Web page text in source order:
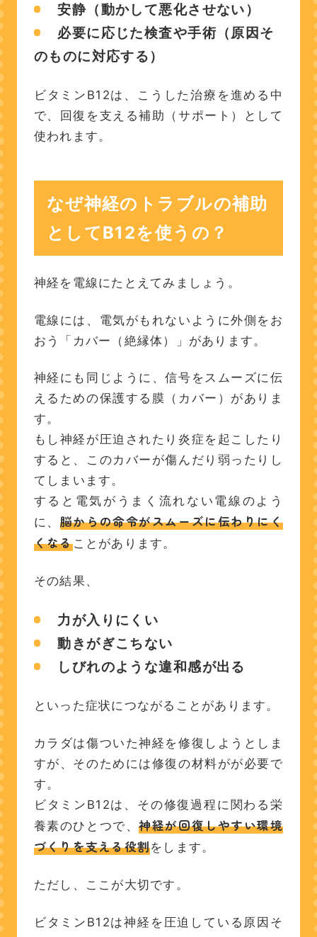
安静（動かして悪化させない）
必要に応じた検査や手術（原因そ
のものに対応する）
ビタミンB12は、こうした治療を進める中
で、回復を支える補助（サポート）として
使われます。
なぜ神経のトラブルの補助
としてB12を使うの？
神経を電線にたとえてみましょう。
電線には、電気がもれないように外側をお
おう「カバー（絶縁体）」があります。
神経にも同じように、信号をスムーズに伝
えるための保護する膜（カバー）がありま
す。
もし神経が圧迫されたり炎症を起こしたり
すると、このカバーが傷んだり弱ったりし
てしまいます。
すると電気がうまく流れない電線のよう
に、 脳からの命令がスムーズに伝わりにく
くなることがあります。
その結果、
力が入りにくい
動きがぎこちない
しびれのような違和感が出る
といった症状につながることがあります。
カラダは傷ついた神経を修復しようとしま
すが、そのためには修復の材料がが必要で
す。
ビタミンB12は、その修復過程に関わる栄
養素のひとつで、神経が回復しやすい環境
づくりを支える役割をします。
ただし、ここが大切です。
ビタミンB12は神経を圧迫している原因そ